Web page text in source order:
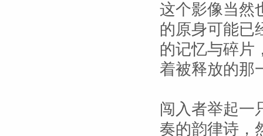
这个影像当然
的原身可能已
的记忆与碎片
着被释放的那
闯入者举起一
奏的韵律诗，